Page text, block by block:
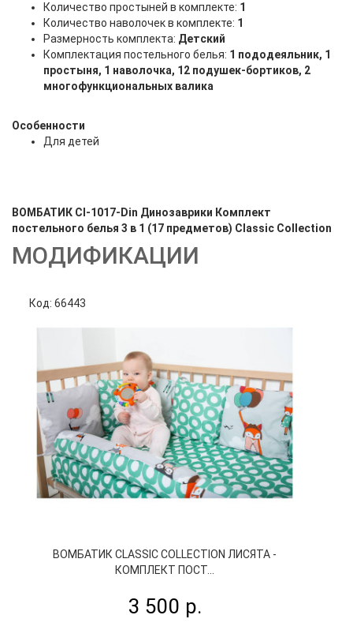
Количество простыней в комплекте: 1
Количество наволочек в комплекте: 1
Размерность комплекта: Детский
Комплектация постельного белья: 1 пододеяльник, 1
простыня, 1 наволочка, 12 подушек-бортиков, 2
многофункциональных валика
Особенности
Для детей
ВОМБАТИК Cl-1017-Din Динозаврики Комплект
постельного белья 3 в 1 (17 предметов) Classic Collection
МОДИФИКАЦИИ
Код: 66443
ВОМБАТИК CLASSIC COLLECTION ЛИСЯТА -
КОМПЛЕКТ ПОСТ...
3 500 р.